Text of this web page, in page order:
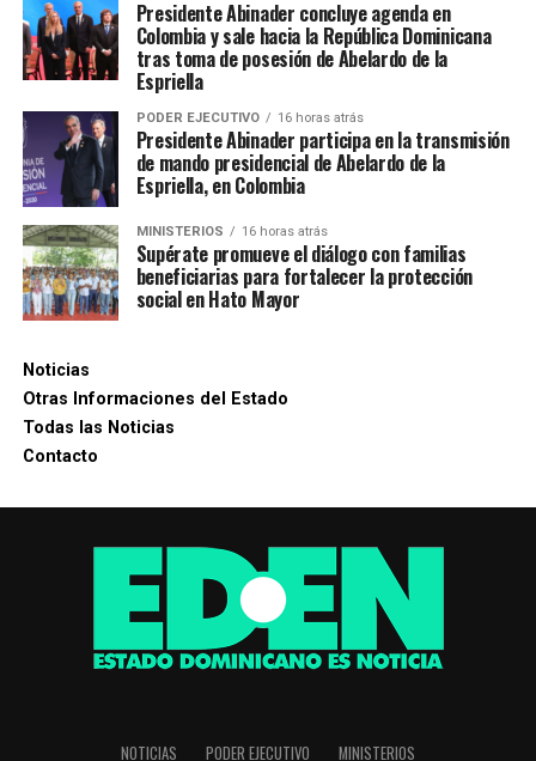
Presidente Abinader concluye agenda en
Colombia y sale hacia la República Dominicana
tras toma de posesión de Abelardo de la
Espriella
PODER EJECUTIVO 16 horas atrás
Presidente Abinader participa en la transmisión
de mando presidencial de Abelardo de la
Espriella, en Colombia
MINISTERIOS 16 horas atrás
Supérate promueve el diálogo con familias
beneficiarias para fortalecer la protección
social en Hato Mayor
Noticias
Otras Informaciones del Estado
Todas las Noticias
Contacto
NOTICIAS PODER EJECUTIVO MINISTERIOS